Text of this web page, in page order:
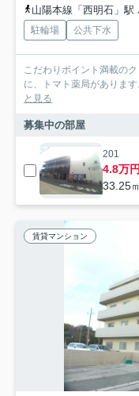
山陽本線「西明石」駅
駐輪場 公共下水
こだわりポイント満載の
に、トマト薬局がありま
と見る
募集中の部屋
201
4.8万円
33.25
賃貸マンション